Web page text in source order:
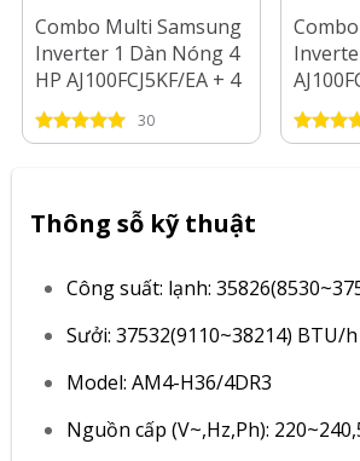
Combo Multi Samsung
Inverter 1 Dàn Nóng 4
HP AJ100FCJ5KF/EA + 4
Dàn Lạnh 1 HP - 2 HP
30
Dàn
- 2.5
Thông sỗ kỹ thuật
Công suất: lạnh:
Sưởi: 37532(9110~38214) BTU/h
Model: AM4-H36/4DR3
Nguồn cấp (V~,Hz,Ph):